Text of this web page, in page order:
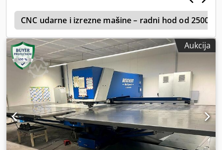
CNC udarne i izrezne mašine – radni hod od 2500
Aukcija